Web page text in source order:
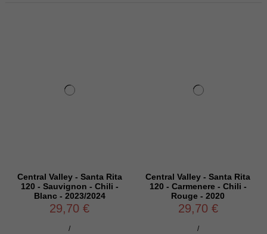
Central Valley - Santa Rita
120 - Sauvignon - Chili -
Blanc - 2023/2024
29,70 €
/
Central Valley - Santa Rita
120 - Carmenere - Chili -
Rouge - 2020
29,70 €
/